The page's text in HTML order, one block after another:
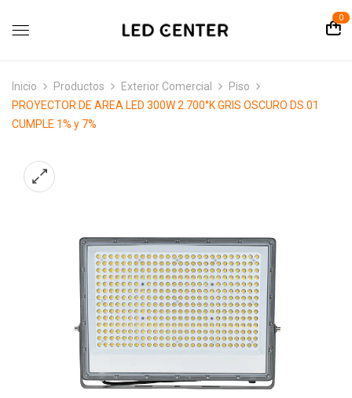
0
Inicio Productos Exterior Comercial
Piso
PROYECTOR DE AREA LED 300W 2.700°K GRIS OSCURO DS.01
CUMPLE 1% y 7%